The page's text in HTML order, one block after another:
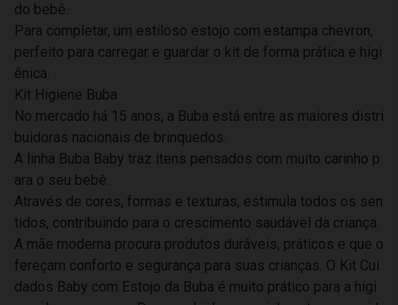
do bebê.
Para completar, um estiloso estojo com estampa chevron,
perfeito para carregar e guardar o kit de forma prática e higi
ênica.
Kit Higiene Buba
No mercado há 15 anos, a Buba está entre as maiores distri
buidoras nacionais de brinquedos.
A linha Buba Baby traz itens pensados com muito carinho p
ara o seu bebê.
Através de cores, formas e texturas, estimula todos os sen
tidos, contribuindo para o crescimento saudável da criança.
A mãe moderna procura produtos duráveis, práticos e que o
fereçam conforto e segurança para suas crianças. O Kit Cui
dados Baby com Estojo da Buba é muito prático para a higi